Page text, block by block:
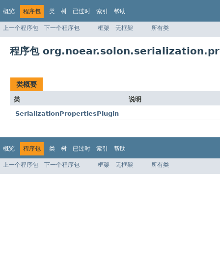
概览 程序包 类 树 已过时 索引 帮助
上一个程序包 下一个程序包 框架 无框架 所有类
程序包
类概要
类
说明
SerializationPropertiesPlugin
概览 程序包 类 树 已过时 索引 帮助
上一个程序包 下一个程序包 框架 无框架 所有类